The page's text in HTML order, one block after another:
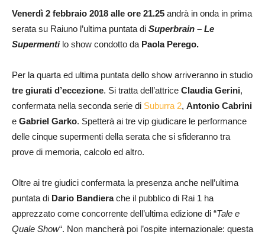
Venerdì 2 febbraio 2018 alle ore 21.25 andrà in onda in prima
serata su Raiuno l’ultima puntata di Superbrain – Le
Supermentilo show condotto da Paola Perego.
Per la quarta ed ultima puntata dello show arriveranno in studio
tre giurati d’eccezione. Si tratta dell’attrice Claudia Gerini,
confermata nella seconda serie di Suburra 2, Antonio Cabrini
e Gabriel Garko. Spetterà ai tre vip giudicare le performance
delle cinque supermenti della serata che si sfideranno tra
prove di memoria, calcolo ed altro.
Oltre ai tre giudici confermata la presenza anche nell’ultima
puntata di Dario Bandierache il pubblico di Rai 1 ha
apprezzato come concorrente dell’ultima edizione di “Tale e
Quale Show“. Non mancherà poi l’ospite internazionale: questa